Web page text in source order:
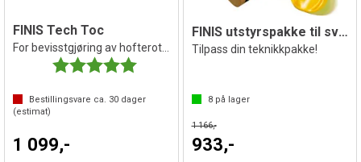
FINIS Tech Toc
Karakter:
5.0 av 5 mulige
Bestillingsvare ca. 30 dager
(estimat)
1 099,-
FINIS utstyrspakke til svømming
Tilpass din teknikkpakke!
8på lager
1 166,-
933,-